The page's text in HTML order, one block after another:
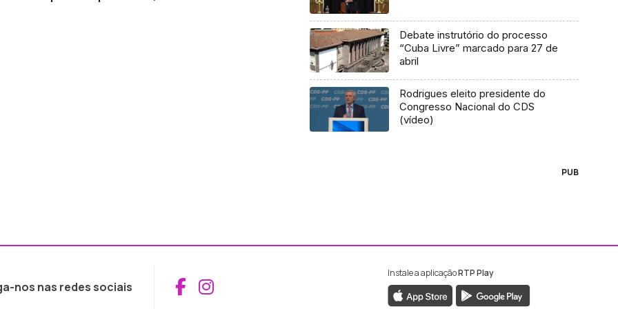
Debate instrutório do processo
“Cuba Livre” marcado para 27 de
abril
Rodrigues eleito presidente do
Congresso Nacional do CDS
(vídeo)
PUB
nos nas redes sociais Aceder ao Facebook da RTP Madeira
Aceder ao Instagram da RTP Madeira
Instale a aplicaçãoRTP Play